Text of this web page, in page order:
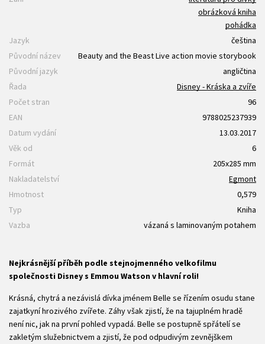
obrázková kniha
pohádka
Jazyk
čeština
Původní název
Beauty and the Beast Live action movie storybook
Původní jazyk
angličtina
Řada
Disney - Kráska a zvíře
Počet stran
96
EAN
9788025237939
Datum vydání
13.03.2017
Věk od
6
Formát
205x285 mm
Nakladatelství
Egmont
Hmotnost
0,579
Typ
Kniha
Vazba
vázaná s laminovaným potahem
Nejkrásnější příběh podle stejnojmenného velkofilmu
společnosti Disney s Emmou Watson v hlavní roli!
Krásná, chytrá a nezávislá dívka jménem Belle se řízením osudu stane
zajatkyní hrozivého zvířete. Záhy však zjistí, že na tajuplném hradě
není nic, jak na první pohled vypadá. Belle se postupně spřátelí se
zakletým služebnictvem a zjistí, že pod odpudivým zevnějškem